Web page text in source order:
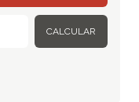
CALCULAR